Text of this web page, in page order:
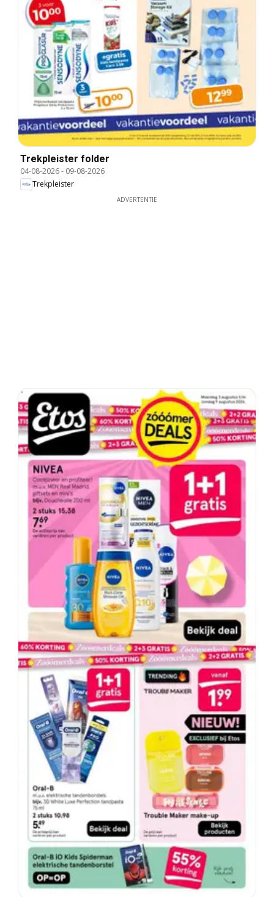
Trekpleister folder
04-08-2026- 09-08-2026
Trekpleister
ADVERTENTIE